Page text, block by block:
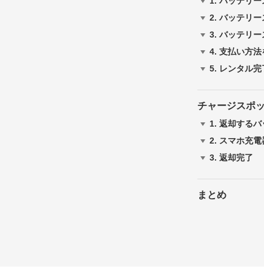
2. バッテリー
3. バッテリー
4. 支払い方法
5. レンタル完
チャージスポ
1. 返却するバ
2. スマホ充
3. 返却完了
まとめ